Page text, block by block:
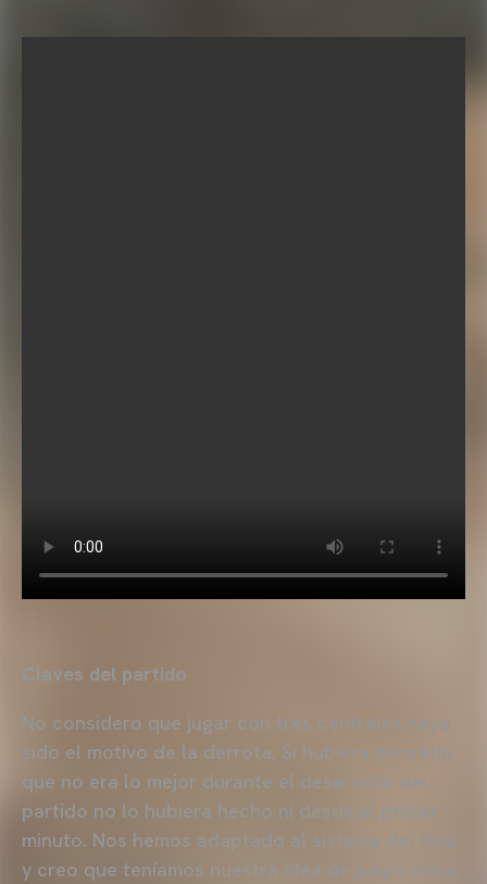
Claves del partido
No considero que jugar con tres centrales haya
sido el motivo de la derrota. Si hubiera pensado
que no era lo mejor durante el desarrollo del
partido no lo hubiera hecho ni desde el primer
minuto. Nos hemos adaptado al sistema del rival
y creo que teníamos nuestra idea de juego clara,